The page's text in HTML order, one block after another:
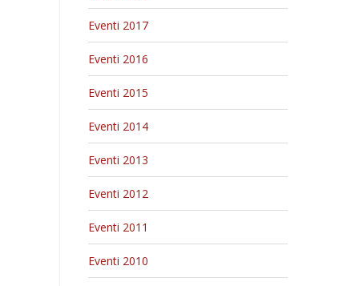
Eventi 2017
Eventi 2016
Eventi 2015
Eventi 2014
Eventi 2013
Eventi 2012
Eventi 2011
Eventi 2010